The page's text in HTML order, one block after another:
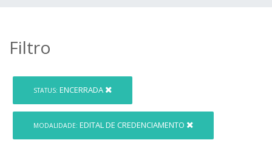
Filtro
STATUS: ENCERRADA
MODALIDADE: EDITAL DE CREDENCIAMENTO